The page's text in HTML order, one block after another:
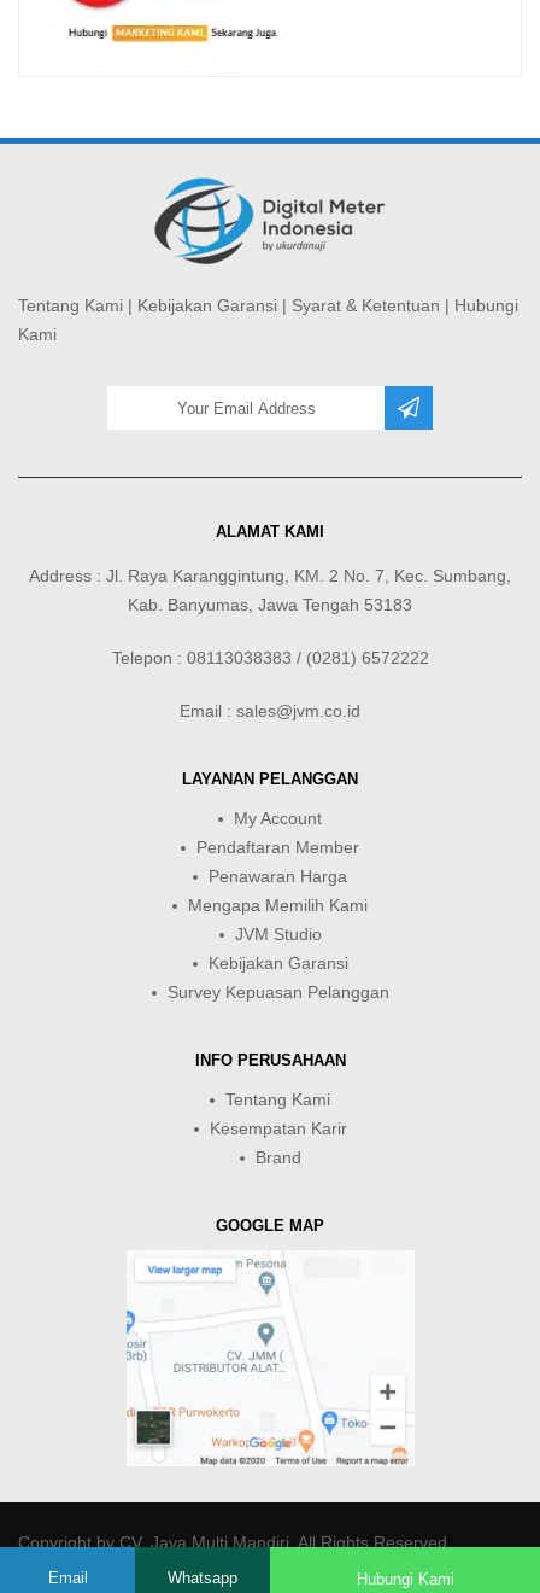
Tentang Kami | Kebijakan Garansi | Syarat & Ketentuan | Hubungi
Kami
ALAMAT KAMI
Address : Jl. Raya Karanggintung, KM. 2 No. 7, Kec. Sumbang,
Kab. Banyumas, Jawa Tengah 53183
Telepon : 08113038383 / (0281) 6572222
Email : sales@jvm.co.id
LAYANAN PELANGGAN
My Account
Pendaftaran Member
Penawaran Harga
Mengapa Memilih Kami
JVM Studio
Kebijakan Garansi
Survey Kepuasan Pelanggan
INFO PERUSAHAAN
Tentang Kami
Kesempatan Karir
Brand
GOOGLE MAP
Copyright byCV. Java Multi Mandiri. All Rights Reserved.
Email Whatsapp Hubungi Kami